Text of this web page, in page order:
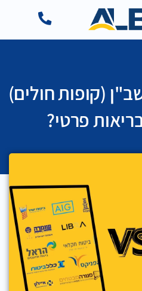
(קופות חולים)
פרטי?